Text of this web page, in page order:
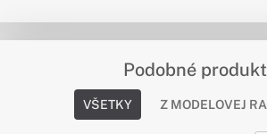
Podobné
VŠETKY Z MODELOVEJ